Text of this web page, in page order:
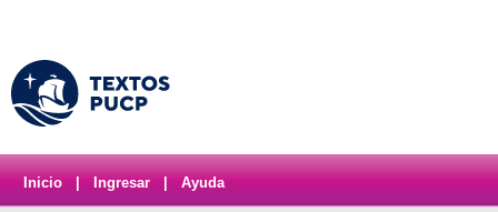
Inicio Ingresar Ayuda